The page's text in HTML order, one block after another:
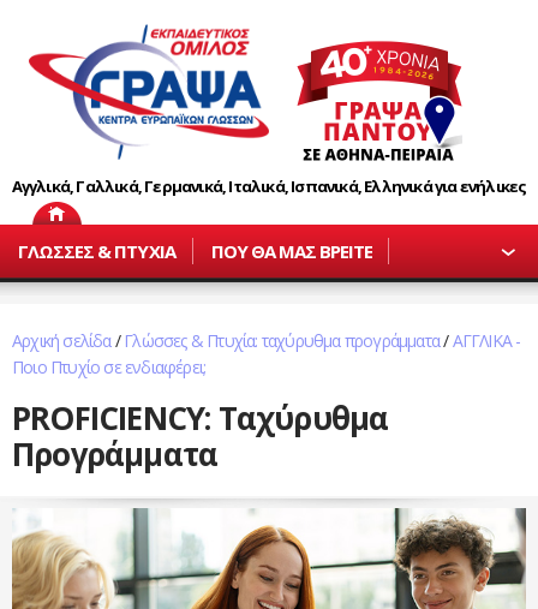
Αγγλικά, Γαλλικά, Γερμανικά, Ιταλικά, Ισπανικά, Ελληνικά για ενήλικες
ΓΛΩΣΣΕΣ & ΠΤΥΧΙΑ ΠΟΥ ΘΑ ΜΑΣ ΒΡΕΙΤΕ
Αρχική σελίδα/ Γλώσσες & Πτυχία: ταχύρυθμα προγράμματα/ΑΓΓΛΙΚΑ -
Ποιο Πτυχίο σε ενδιαφέρει;
PROFICIENCY: Ταχύρυθμα
Προγράμματα